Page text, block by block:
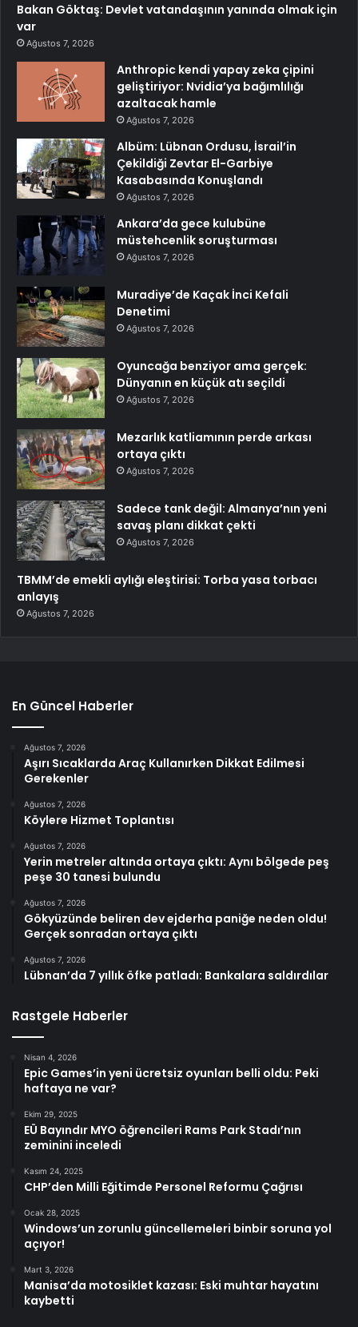
Bakan Göktaş: Devlet vatandaşının yanında olmak için
var
Ağustos 7, 2026
Anthropic kendi yapay zeka çipini
geliştiriyor: Nvidia’ya bağımlılığı
azaltacak hamle
Ağustos 7, 2026
Albüm: Lübnan Ordusu, İsrail’in
Çekildiği Zevtar El-Garbiye
Kasabasında Konuşlandı
Ağustos 7, 2026
Ankara’da gece kulubüne
müstehcenlik soruşturması
Ağustos 7, 2026
Muradiye’de Kaçak İnci Kefali
Denetimi
Ağustos 7, 2026
Oyuncağa benziyor ama gerçek:
Dünyanın en küçük atı seçildi
Ağustos 7, 2026
Mezarlık katliamının perde arkası
ortaya çıktı
Ağustos 7, 2026
Sadece tank değil: Almanya’nın yeni
savaş planı dikkat çekti
Ağustos 7, 2026
TBMM’de emekli aylığı eleştirisi: Torba yasa torbacı
anlayış
Ağustos 7, 2026
En Güncel Haberler
Ağustos 7, 2026
Aşırı Sıcaklarda Araç Kullanırken Dikkat Edilmesi
Gerekenler
Ağustos 7, 2026
Köylere Hizmet Toplantısı
Ağustos 7, 2026
Yerin metreler altında ortaya çıktı: Aynı bölgede peş
peşe 30 tanesi bulundu
Ağustos 7, 2026
Gökyüzünde beliren dev ejderha paniğe neden oldu!
Gerçek sonradan ortaya çıktı
Ağustos 7, 2026
Lübnan’da 7 yıllık öfke patladı: Bankalara saldırdılar
Rastgele Haberler
Nisan 4, 2026
Epic Games’in yeni ücretsiz oyunları belli oldu: Peki
haftaya ne var?
Ekim 29, 2025
EÜ Bayındır MYO öğrencileri Rams Park Stadı’nın
zeminini inceledi
Kasım 24, 2025
CHP’den Milli Eğitimde Personel Reformu Çağrısı
Ocak 28, 2025
Windows’un zorunlu güncellemeleri binbir soruna yol
açıyor!
Mart 3, 2026
Manisa’da motosiklet kazası: Eski muhtar hayatını
kaybetti